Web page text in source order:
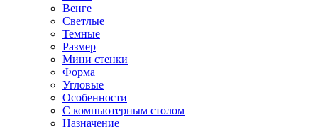
Венге
Светлые
Темные
Размер
Мини стенки
Форма
Угловые
Особенности
С компьютерным столом
Назначение